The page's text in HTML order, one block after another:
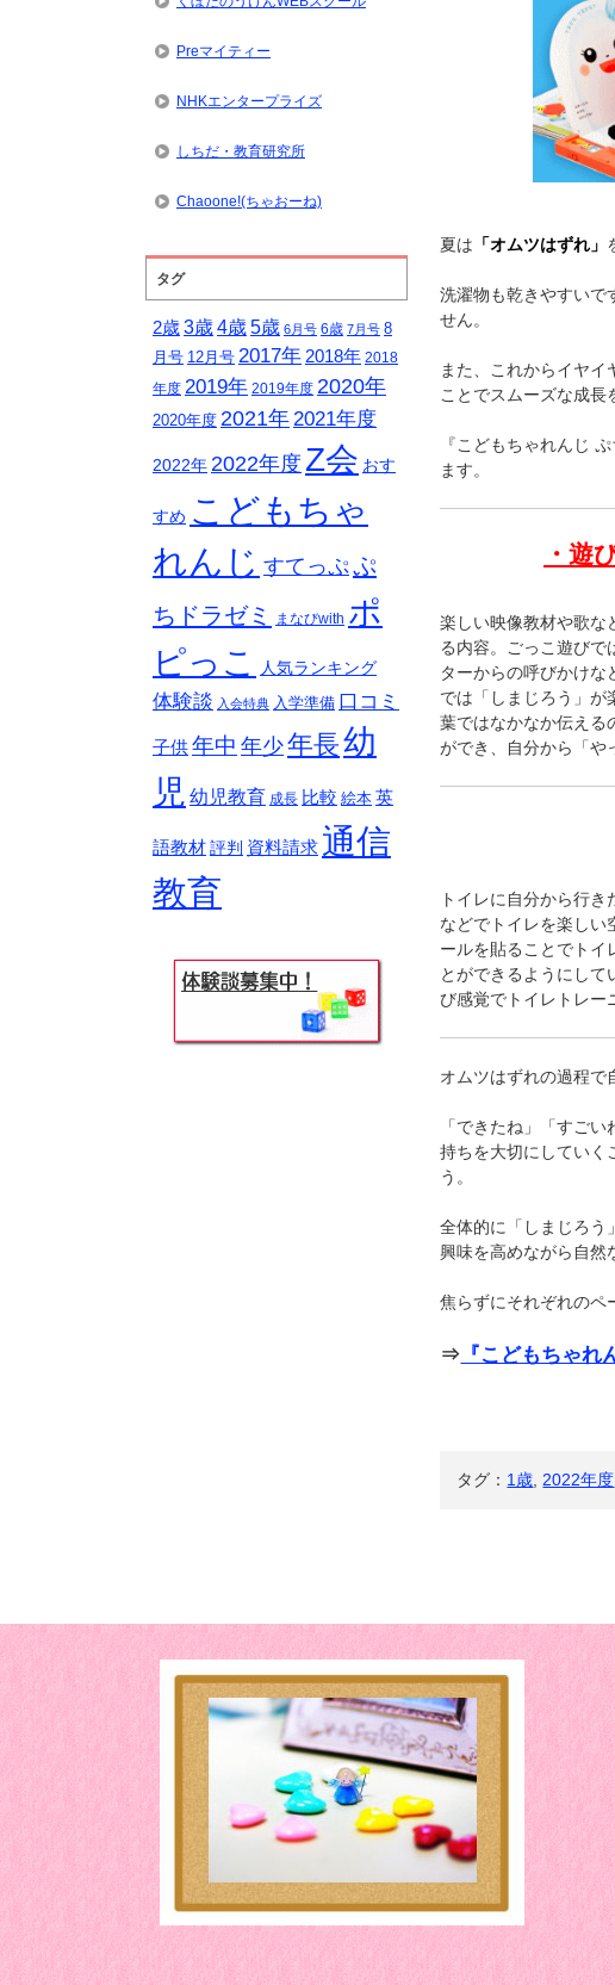
夏は 「オムツはずれ」
洗濯物も乾きやすいで
せん。
また、これからイヤイ
ことでスムーズな成長
『こどもちゃれんじ
ます。
・遊
楽しい映像教材や歌な
る内容。ごっこ遊びで
ターからの呼びかけな
では「しまじろう」が
葉ではなかなか伝える
ができ、自分から「や
トイレに自分から行
などでトイレを楽しい
ールを貼ることでトイ
とができるようにして
び感覚でトイレトレー
オムツはずれの過程で
「できたね」「すご
持ちを大切にしていく
う。
全体的に「しまじろう
興味を高めながら自然
焦らずにそれぞれのペ
⇒ 『こどもちゃれ
タグ： 1歳 2022年度
Preマイティー
NHKエンタープライズ
しちだ・教育研究所
Chaoone!(ちゃおーね)
タグ
2歳3歳4歳5歳 6月号 6歳 7月号 8
月号 12月号 2017年 2018年 2018
年度 2019年 2019年度 2020年
2020年度 2021年2021年度
2022年 2022年度 Z会 おす
すめ こどもちゃ
れんじ すてっぷぷ
ちドラゼミ
まなびwith ポ
ピっこ
人気ランキング
体験談 入会特典 入学準備 口コミ
子供年中 年少年長幼
児 幼児教育 成長 比較 絵本 英
語教材 評判 資料請求 通信
教育